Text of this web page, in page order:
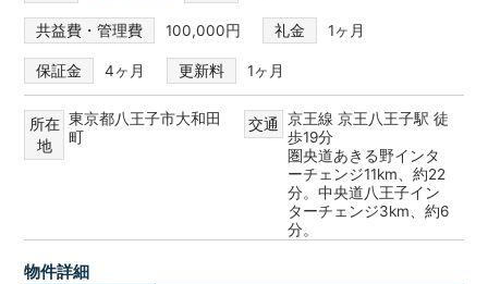
共益費・管理費 100,000円 礼金 1ヶ月
保証金 4ヶ月 更新料 1ヶ月
所在
地
東京都八王子市大和田
町
交通
京王線 京王八王子駅 徒
歩19分
圏央道あきる野インタ
ーチェンジ11km、約22
分。中央道八王子イン
ターチェンジ3km、約6
分。
物件詳細